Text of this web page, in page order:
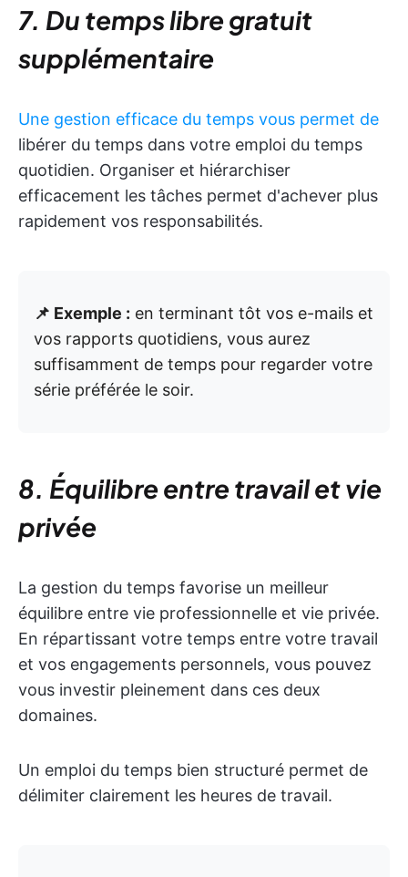
7. Du temps libre gratuit
supplémentaire
Une gestion efficace du temps vous permet de
libérer du temps dans votre emploi du temps
quotidien. Organiser et hiérarchiser
efficacement les tâches permet d'achever plus
rapidement vos responsabilités.
📌 Exemple : en terminant tôt vos e-mails et
vos rapports quotidiens, vous aurez
suffisamment de temps pour regarder votre
série préférée le soir.
8. Équilibre entre travail et vie
privée
La gestion du temps favorise un meilleur
équilibre entre vie professionnelle et vie privée.
En répartissant votre temps entre votre travail
et vos engagements personnels, vous pouvez
vous investir pleinement dans ces deux
domaines.
Un emploi du temps bien structuré permet de
délimiter clairement les heures de travail.